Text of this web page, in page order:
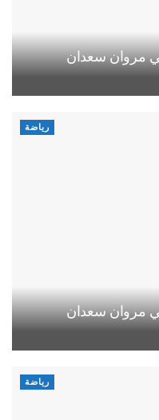
مروان سعدان
رياضة
مروان سعدان
رياضة